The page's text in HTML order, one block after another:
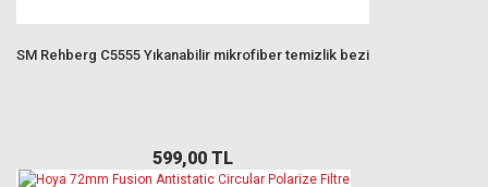
SM Rehberg C5555 Yıkanabilir mikrofiber temizlik bezi
599,00 TL